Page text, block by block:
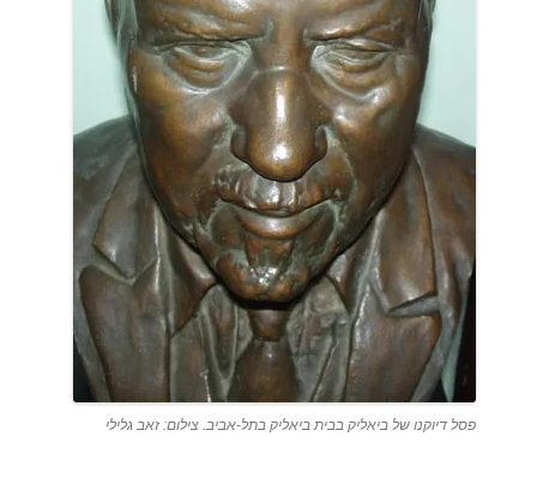
פסל דיוקנו של ביאליק בבית ביאליק בתל-אביב. צילום: זאב גלילי